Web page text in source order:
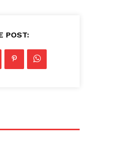
POST: